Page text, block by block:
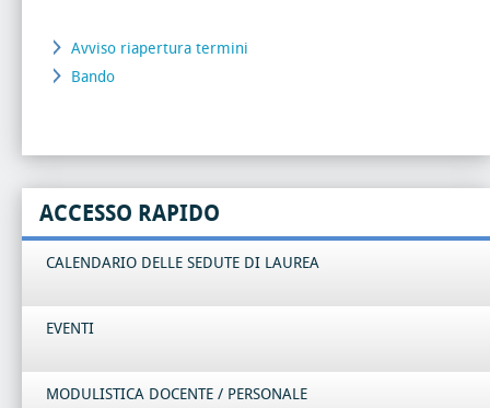
Avviso riapertura termini
Bando
ACCESSO RAPIDO
CALENDARIO DELLE SEDUTE DI LAUREA
EVENTI
MODULISTICA DOCENTE / PERSONALE